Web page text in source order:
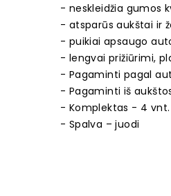
- neskleidžia gumos
- atsparūs aukštai ir
- puikiai apsaugo
- lengvai prižiūrimi,
- Pagaminti pagal
- Pagaminti iš
- Komplektas - 4 vnt.
- Spalva – juodi